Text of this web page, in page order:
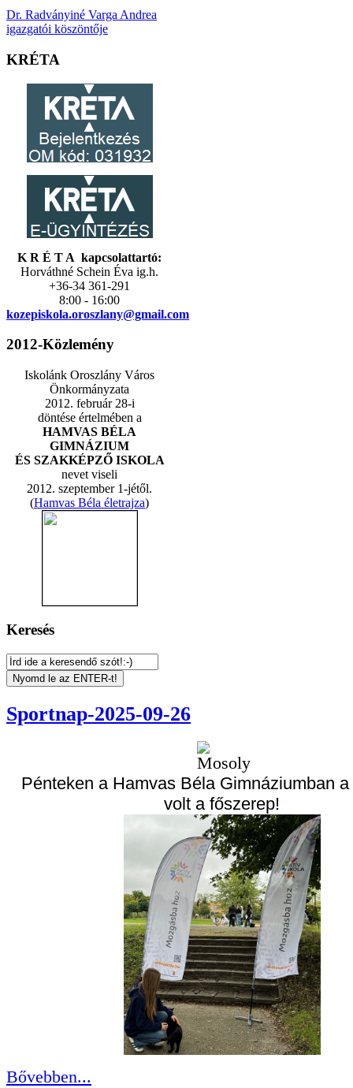
Dr. Radványiné Varga Andrea
igazgatói köszöntője
KRÉTA
K R É T A kapcsolattartó:
Horváthné Schein Éva ig.h.
+36-34 361-291
8:00 - 16:00
kozepiskola.oroszlany@gmail.com
2012-Közlemény
Iskolánk Oroszlány Város
Önkormányzata
2012. február 28-i
döntése értelmében a
HAMVAS BÉLA
GIMNÁZIUM
ÉS SZAKKÉPZŐ ISKOLA
nevet viseli
2012. szeptember 1-jétől.
(Hamvas Béla életrajza)
Keresés
Sportnap-2025-09-26
Pénteken a Hamvas Béla Gimnáziumban
volt a főszerep!
Bővebben...